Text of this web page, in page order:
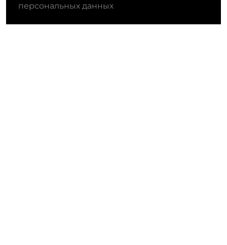
персональных данных